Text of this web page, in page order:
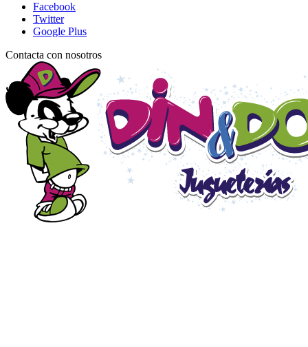
Facebook
Twitter
Google Plus
Contacta con nosotros